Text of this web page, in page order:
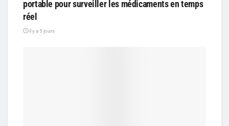
portable pour surveiller les médicaments en temps
réel
il y a 5 jours